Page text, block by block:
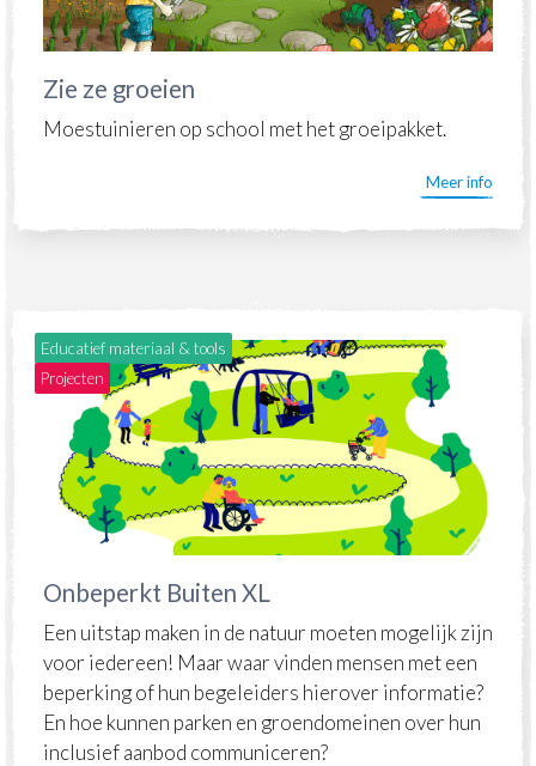
Zie ze groeien
Moestuinieren op school met het groeipakket.
Meer info
Educatief materiaal & tools
Projecten
Onbeperkt Buiten XL
Een uitstap maken in de natuur moeten mogelijk zijn
voor iedereen! Maar waar vinden mensen met een
beperking of hun begeleiders hierover informatie?
En hoe kunnen parken en groendomeinen over hun
inclusief aanbod communiceren?